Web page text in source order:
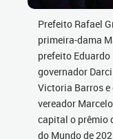
Prefeito Rafael
primeira-dama
prefeito
governador
Victoria Barros e
vereador
capital o prêmio
do Mundo de